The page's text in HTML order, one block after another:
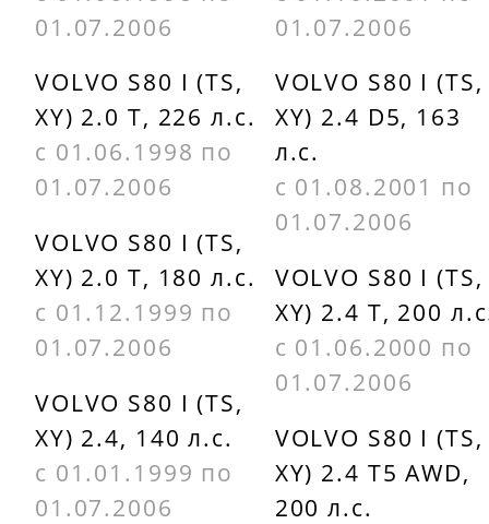
01.07.2006
VOLVO S80 I (TS,
XY) 2.0 T, 226 л.с.
с 01.06.1998 по
01.07.2006
VOLVO S80 I (TS,
XY) 2.0 T, 180 л.с.
с 01.12.1999 по
01.07.2006
VOLVO S80 I (TS,
XY) 2.4, 140 л.с.
с 01.01.1999 по
01.07.2006
01.07.2006
VOLVO S80 I (TS,
XY) 2.4 D5, 163
л.с.
с 01.08.2001 по
01.07.2006
VOLVO S80 I (TS,
XY) 2.4 T, 200
с 01.06.2000 по
01.07.2006
VOLVO S80 I (TS,
XY) 2.4 T5 AWD,
200 л.с.